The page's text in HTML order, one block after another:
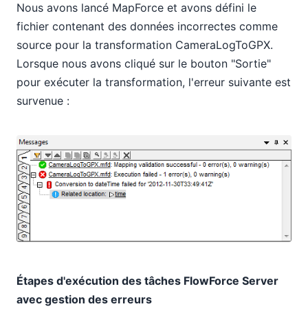
Nous avons lancé MapForce et avons défini le
fichier contenant des données incorrectes comme
source pour la transformation CameraLogToGPX.
Lorsque nous avons cliqué sur le bouton "Sortie"
pour exécuter la transformation, l'erreur suivante est
survenue :
Étapes d'exécution des tâches FlowForce Server
avec gestion des erreurs